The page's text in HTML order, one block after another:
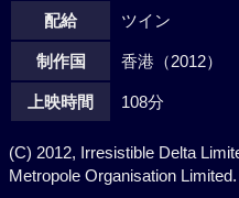
配給 ツイン
制作国 香港（2012）
上映時間 108分
(C) 2012, Irresistible Delta
Metropole Organisation